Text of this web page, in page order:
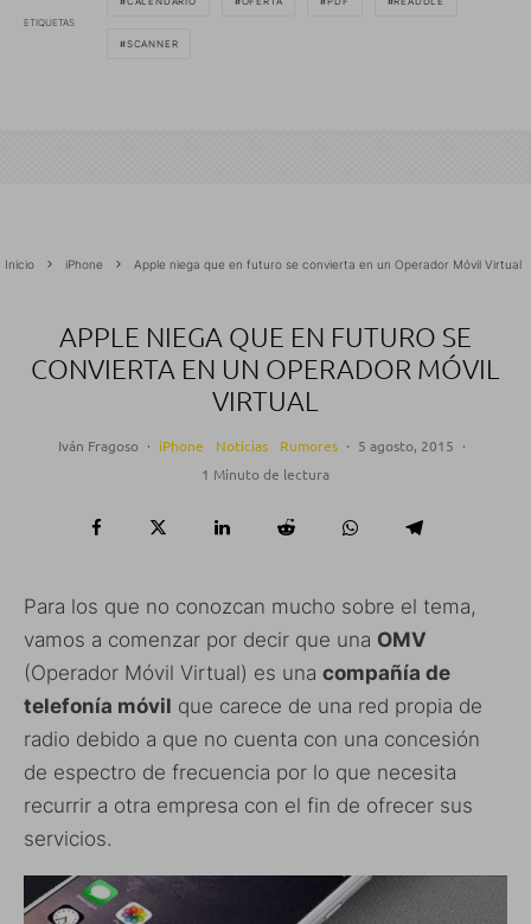
ETIQUETAS
SCANNER
Inicio iPhone Apple niega que en futuro se convierta en un Operador Móvil Virtual
APPLE NIEGA QUE EN FUTURO SE
CONVIERTA EN UN OPERADOR MÓVIL
VIRTUAL
Iván Fragoso · iPhone Noticias Rumores · 5 agosto, 2015 ·
1 Minuto de lectura
Para los que no conozcan mucho sobre el tema,
vamos a comenzar por decir que una OMV
(Operador Móvil Virtual) es una compañía de
telefonía móvil que carece de una red propia de
radio debido a que no cuenta con una concesión
de espectro de frecuencia por lo que necesita
recurrir a otra empresa con el fin de ofrecer sus
servicios.